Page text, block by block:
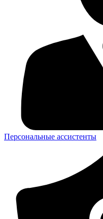
Персональные ассистенты